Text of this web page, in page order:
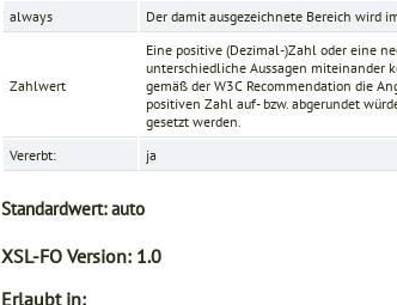
always
Der damit ausgezeichnete Bereich wird
Zahlwert
Eine positive (Dezimal-)Zahl oder eine
unterschiedliche Aussagen miteinander
gemäß der W3C Recommendation die
positiven Zahl auf- bzw. abgerundet
gesetzt werden.
Vererbt:
ja
Standardwert:auto
XSL-FO Version: 1.0
Erlaubt in: